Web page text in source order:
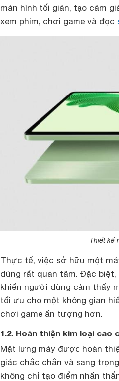
màn hình tối giản, tạo cảm
xem phim, chơi game và đọc
Thiết kế
Thực tế, việc sở hữu một
dùng rất quan tâm. Đặc biệt,
khiến người dùng cảm thấy
tối ưu cho một không gian
chơi game ấn tượng hơn.
1.2. Hoàn thiện kim loại cao
Mặt lưng máy được hoàn
giác chắc chắn và sang
không chỉ tạo điểm nhấn